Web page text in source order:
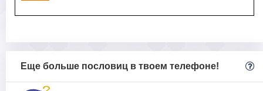
Еще больше пословиц в твоем телефоне!